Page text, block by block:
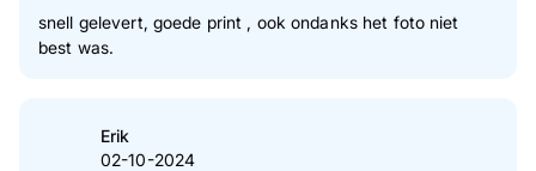
snell gelevert, goede print , ook ondanks het foto niet
best was.
Erik
02-10-2024